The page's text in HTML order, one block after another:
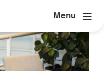
Menu